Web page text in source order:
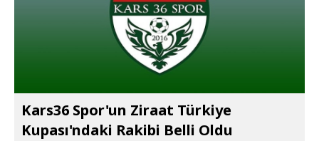
Kars36 Spor'un Ziraat Türkiye
Kupası'ndaki Rakibi Belli Oldu